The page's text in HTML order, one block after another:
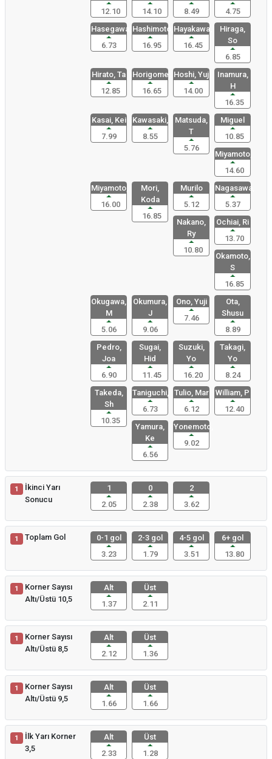
12.10
14.10
8.49
4.75
Hasegawa,
6.73
Hashimoto,
16.95
Hayakawa,
16.45
Hiraga,
So
6.85
Hirato, Ta
12.85
Horigome,
16.65
Hoshi, Yuj
14.00
Inamura,
H
16.35
Kasai, Kei
7.99
Kawasaki,
8.55
Matsuda,
T
5.76
Miguel
10.85
Miyamoto,
14.60
Miyamoto,
16.00
Mori,
Koda
16.85
Murilo
5.12
Nagasawa,
5.37
Nakano,
Ry
10.80
Ochiai, Ri
13.70
Okamoto,
S
16.85
Okugawa,
M
5.06
Okumura,
J
9.06
Ono, Yuji
7.46
Ota,
Shusu
8.89
Pedro,
Joa
6.90
Sugai,
Hid
11.45
Suzuki,
Yo
16.20
Takagi,
Yo
8.24
Takeda,
Sh
10.35
Taniguchi,
6.73
Tulio, Mar
6.12
William, P
12.40
Yamura,
Ke
6.56
Yonemoto,
9.02
1
İkinci Yarı
Sonucu
1
2.05
0
2.38
2
3.62
1 Toplam Gol
0-1 gol
3.23
2-3 gol
1.79
4-5 gol
3.51
6+ gol
13.80
1
Korner Sayısı
Altı/Üstü 10,5
Alt
1.37
Üst
2.11
1
Korner Sayısı
Altı/Üstü 8,5
Alt
2.12
Üst
1.36
1
Korner Sayısı
Altı/Üstü 9,5
Alt
1.66
Üst
1.66
1
İlk Yarı Korner
3,5
Alt
2.33
Üst
1.28